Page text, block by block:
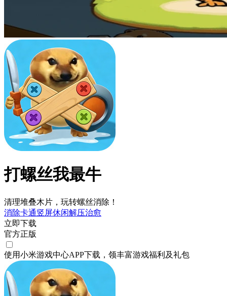
打螺丝我最牛
清理堆叠木片，玩转螺丝消除！
消除卡通竖屏休闲解压治愈
立即下载
官方正版
使用小米游戏中心APP下载 ，领丰富游戏福利 及礼包